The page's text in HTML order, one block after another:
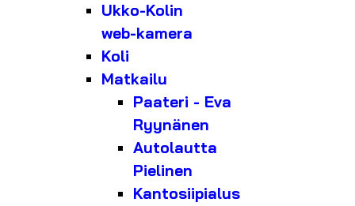
Ukko-Kolin
web-kamera
Koli
Matkailu
Paateri - Eva
Ryynänen
Autolautta
Pielinen
Kantosiipialus